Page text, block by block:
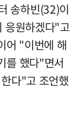
송하빈(32)이
응원하겠다"고
어 "이번에 해
를 했다"면서
다"고 조언했